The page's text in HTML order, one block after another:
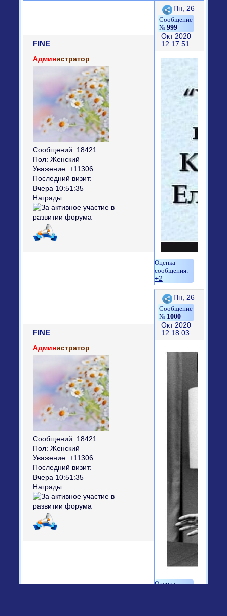
Поделиться
999
Пн, 26
Окт 2020
12:17:51
FINE
Администратор
Сообщений: 18421
Пол: Женский
Уважение: +11306
Последний визит:
Вчера 10:51:35
Награды:
+2
Поделиться
1000
Пн, 26
Окт 2020
12:18:03
FINE
Администратор
Сообщений: 18421
Пол: Женский
Уважение: +11306
Последний визит:
Вчера 10:51:35
Награды: